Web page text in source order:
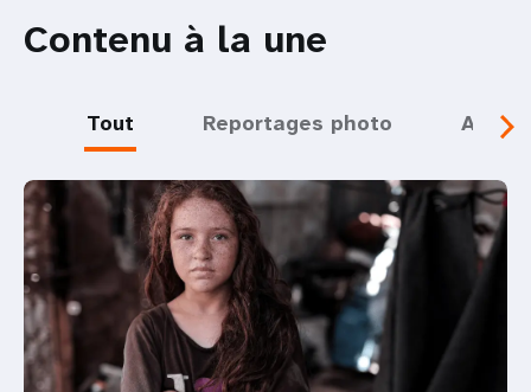
Contenu à la une
Tout Reportages photo